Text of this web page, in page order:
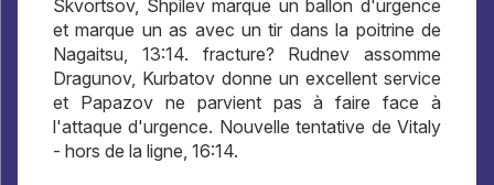
Skvortsov, Shpilev marque un ballon d'urgence
et marque un as avec un tir dans la poitrine de
Nagaitsu, 13:14. fracture? Rudnev assomme
Dragunov, Kurbatov donne un excellent service
et Papazov ne parvient pas à faire face à
l'attaque d'urgence. Nouvelle tentative de Vitaly
- hors de la ligne, 16:14.